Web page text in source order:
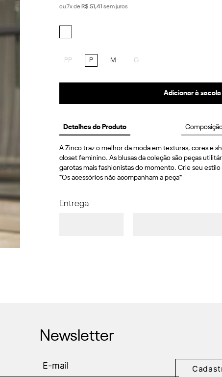
ou7x de R$ 51 ,41 sem juros
PP P M G
Adicionar à sacola
Detalhes do Produto
A Zinco traz o melhor da moda em texturas, cores e
closet feminino. As blusas da coleção são peças
garotas mais fashionistas do momento. Crie seu
*Os acessórios não acompanham a peça*
Entrega
Newsletter